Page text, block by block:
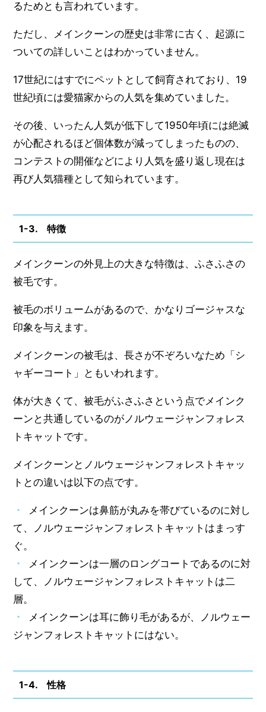
るためとも言われています。
ただし、メインクーンの歴史は非常に古く、起源に
ついての詳しいことはわかっていません。
17世紀にはすでにペットとして飼育されており、19
世紀頃には愛猫家からの人気を集めていました。
その後、いったん人気が低下して1950年頃には絶滅
が心配されるほど個体数が減ってしまったものの、
コンテストの開催などにより人気を盛り返し現在は
再び人気猫種として知られています。
1-3. 特徴
メインクーンの外見上の大きな特徴は、ふさふさの
被毛です。
被毛のボリュームがあるので、かなりゴージャスな
印象を与えます。
メインクーンの被毛は、長さが不ぞろいなため「シ
ャギーコート」ともいわれます。
体が大きくて、被毛がふさふさという点でメインク
ーンと共通しているのがノルウェージャンフォレス
トキャットです。
メインクーンとノルウェージャンフォレストキャッ
トとの違いは以下の点です。
メインクーンは鼻筋が丸みを帯びているのに対し
て、ノルウェージャンフォレストキャットはまっす
ぐ。
メインクーンは一層のロングコートであるのに対
して、ノルウェージャンフォレストキャットは二
層。
メインクーンは耳に飾り毛があるが、ノルウェー
ジャンフォレストキャットにはない。
1-4. 性格